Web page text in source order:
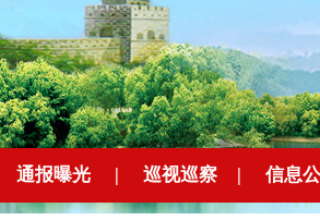
通报曝光 | 巡视巡察 | 信息